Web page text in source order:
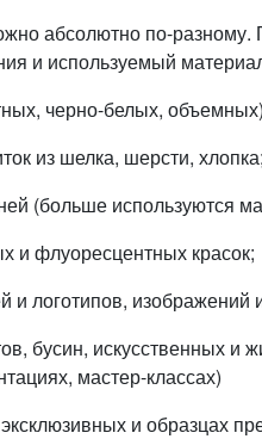
абсолютно по-
и используемый
черно-белых,
из шелка, шерсти, хлопка;
(больше используются
и флуоресцентных красок;
и логотипов,
бусин, искусственных
мастер-классах)
и образцах